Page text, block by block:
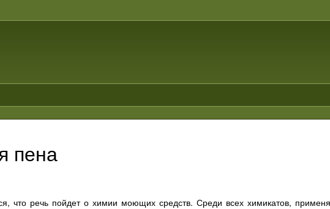
пена
что речь пойдет о химии моющих средств. Среди всех химикатов,